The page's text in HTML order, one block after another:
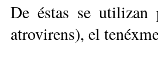
De éstas se utilizan
atrovirens), el